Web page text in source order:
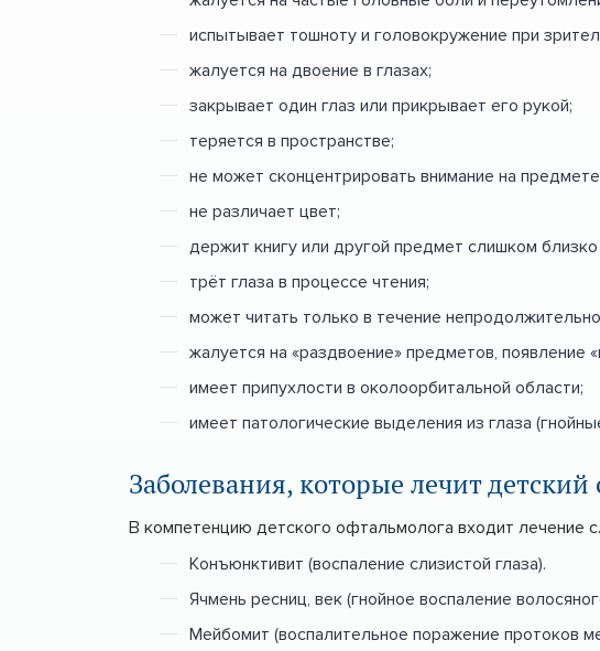
испытывает тошноту и головокружение при
жалуется на двоение в глазах;
закрывает один глаз или прикрывает его рукой;
теряется в пространстве;
не может сконцентрировать внимание на
не различает цвет;
держит книгу или другой предмет слишком близко
трёт глаза в процессе чтения;
может читать только в течение
жалуется на «раздвоение» предметов, появление
имеет припухлости в околоорбитальной области;
имеет патологические выделения из глаза
Заболевания, которые лечит детский
В компетенцию детского офтальмолога входит лечение
Конъюнктивит (воспаление слизистой глаза).
Ячмень ресниц, век (гнойное воспаление
Мейбомит (воспалительное поражение протоков